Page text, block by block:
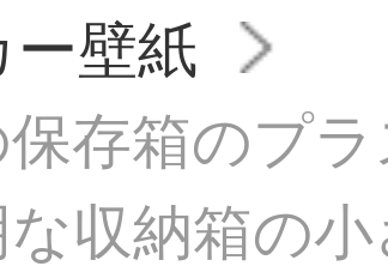
壁紙
存箱のプ
収納箱の